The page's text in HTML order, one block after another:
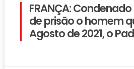
FRANÇA:
de prisão o homem
Agosto de 2021, o